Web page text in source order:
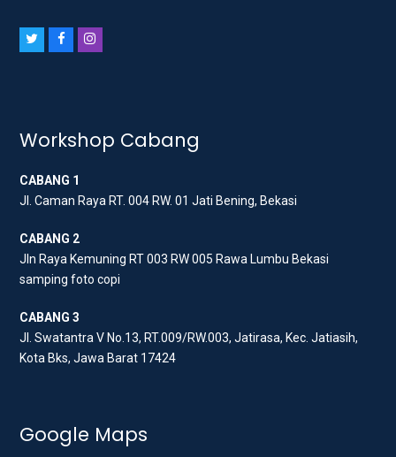
t
r
F
b
o
k
a
a
Workshop Cabang
CABANG 1
Jl. Caman Raya RT. 004 RW. 01 Jati Bening, Bekasi
CABANG 2
Jln Raya Kemuning RT 003 RW 005 Rawa Lumbu Bekasi
samping foto copi
CABANG 3
Jl. Swatantra V No.13, RT.009/RW.003, Jatirasa, Kec. Jatiasih,
Kota Bks, Jawa Barat 17424
Google Maps